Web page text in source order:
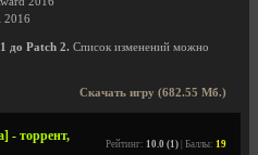
2016
до Patch 2. Список изменений можно
Скачать игру (682.55 Мб.)
- торрент,
Рейтинг: 10.0 (1) | Баллы: 19